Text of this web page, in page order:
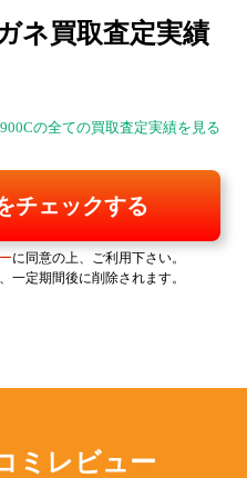
ネ買取査定実績
の全ての買取査定実績を見る
チェックする
に同意の上、ご利用下さい。
定期間後に削除されます。
ミレビュー